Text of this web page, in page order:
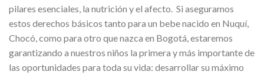
pilares esenciales, la nutrición y el afecto. Si aseguramos
estos derechos básicos tanto para un bebe nacido en Nuquí,
Chocó, como para otro que nazca en Bogotá, estaremos
garantizando a nuestros niños la primera y más importante de
las oportunidades para toda su vida: desarrollar su máximo